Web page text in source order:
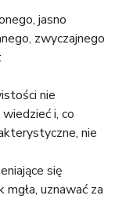
jasno
zwyczajnego
nie
i, co
nie
się
uznawać za